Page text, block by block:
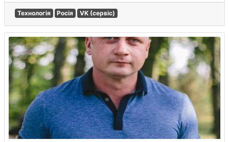
Технологія Росія VK (сервіс)